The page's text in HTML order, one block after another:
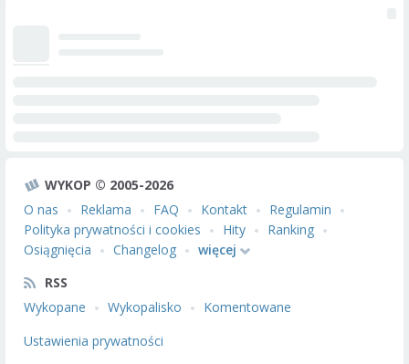
WYKOP © 2005-2026
O nas
Reklama FAQ Kontakt
Regulamin
Polityka prywatności i cookies
Hity
Ranking
Osiągnięcia
Changelog
więcej
RSS
Wykopane
Wykopalisko
Komentowane
Ustawienia prywatności